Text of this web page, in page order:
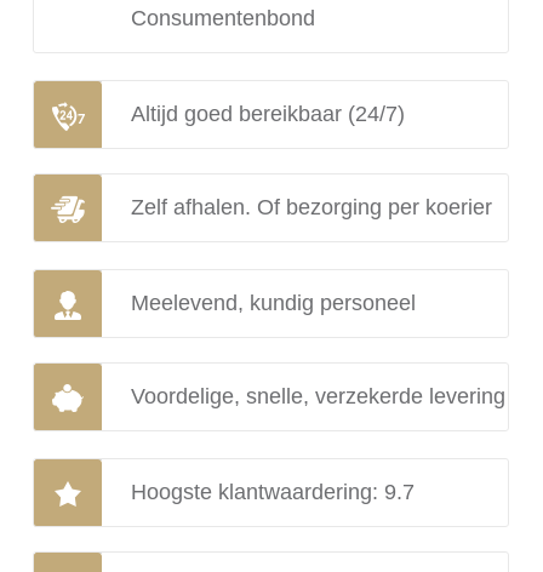
Consumentenbond
Altijd goed bereikbaar (24/7)
Zelf afhalen. Of bezorging per koerier
Meelevend, kundig personeel
Voordelige, snelle, verzekerde levering
Hoogste klantwaardering: 9.7